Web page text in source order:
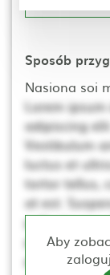
Sposób
Nasiona soi
Lorem
adipiscing
Vestibulum
luctus et
tortor tellus,
at est.
posuere.
porta,
Aby